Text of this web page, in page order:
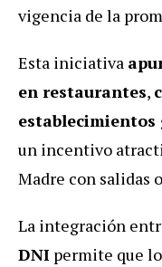
vigencia de la
Esta iniciativa
en restaurantes,
establecimientos
un incentivo
Madre con salidas
La integración
DNI permite que